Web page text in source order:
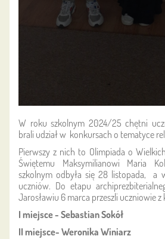
W roku szkolnym 2024/25 chętni
brali udział w konkursach o tematyce
Pierwszy z nich to Olimpiada o
Świętemu Maksymilianowi Maria
szkolnym odbyła się 28 listopada, a
uczniów. Do etapu
Jarosławiu 6 marca przeszli uczniowie z
I miejsce - Sebastian Sokół
II miejsce- Weronika Winiarz